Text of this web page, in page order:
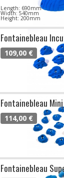
Length: 690mm
Width: 540mm
Height: 200mm
Fontainebleau
109,00 €
Fontainebleau
114,00 €
Fontainebleau